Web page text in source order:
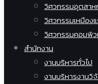
วิศวกรรมอุตสาห
วิศวกรรมเหมือง
วิศวกรรมคอมพิว
สำนักงาน
งานบริหารทั่วไป
งานบริหารงานวิ